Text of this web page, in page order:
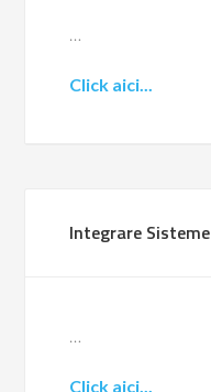
…
Click aici...
Integrare Sisteme
…
Click aici...